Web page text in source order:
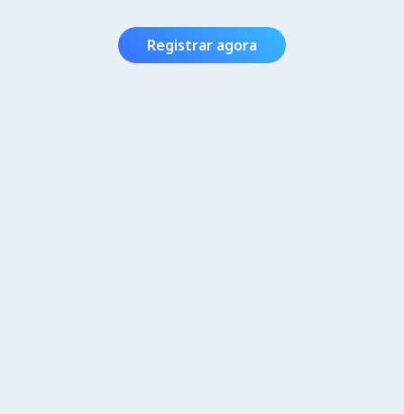
Registrar agora